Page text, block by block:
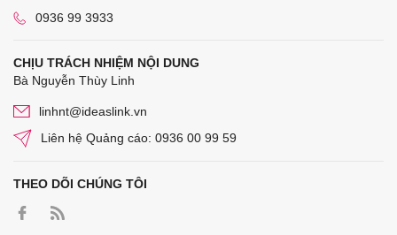
0936 99 3933
CHỊU TRÁCH NHIỆM NỘI DUNG
Bà Nguyễn Thùy Linh
linhnt@ideaslink.vn
Liên hệ Quảng cáo: 0936 00 99 59
THEO DÕI CHÚNG TÔI